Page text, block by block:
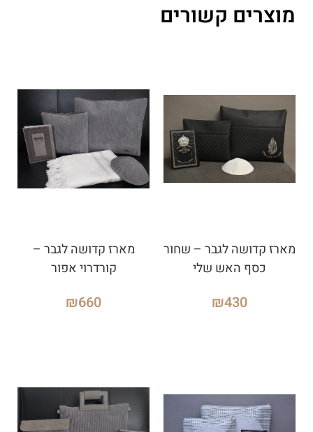
מוצרים קשורים
מארז קדושה לגבר – שחור
כסף האש שלי
₪430
מארז קדושה לגבר –
קורדרוי אפור
₪660